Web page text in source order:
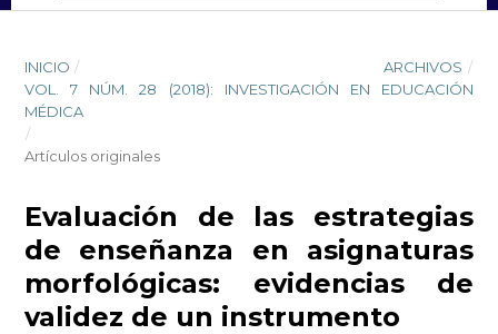
INICIO / ARCHIVOS /
VOL. 7 NÚM. 28 (2018): INVESTIGACIÓN EN EDUCACIÓN
MÉDICA
/
Artículos originales
Evaluación de las estrategias
de enseñanza en asignaturas
morfológicas: evidencias de
validez de un instrumento